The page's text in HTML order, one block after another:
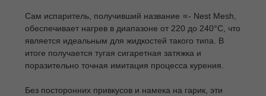
Сам испаритель, получивший название ∝- Nest Mesh,
обеспечивает нагрев в диапазоне от 220 до 240°C, что
является идеальным для жидкостей такого типа. В
итоге получается тугая сигаретная затяжка и
поразительно точная имитация процесса курения.
Без посторонних привкусов и намека на гарик, эти